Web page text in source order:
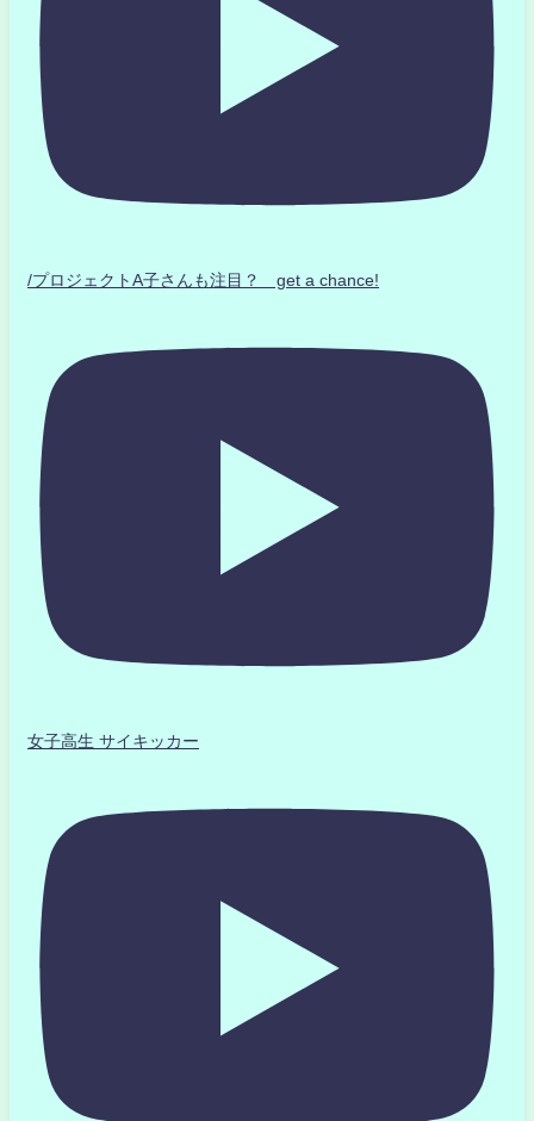
/プロジェクトA子さんも注目？ get a chance!
女子高生 サイキッカー